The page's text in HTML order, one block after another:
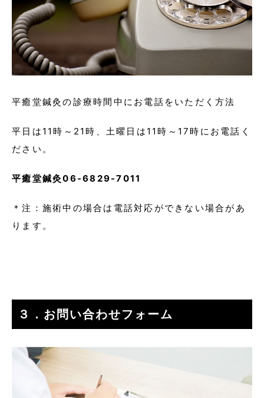
平癒堂鍼灸の診療時間中にお電話をいただく方法
平日は11時～21時、土曜日は11時～17時にお電話く
ださい。
平癒堂鍼灸06-6829-7011
＊注：施術中の場合は電話対応ができない場合があ
ります。
３．お問い合わせフォーム